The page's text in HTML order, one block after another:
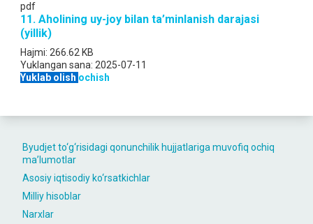
Byudjet to‘g‘risidagi qonunchilik hujjatlariga muvofiq ochiq
maʼlumotlar
Asosiy iqtisodiy ko‘rsatkichlar
Milliy hisoblar
Narxlar
pdf
11. Aholining uy-joy bilan ta’minlanish darajasi
(yillik)
Hajmi: 266.62 KB
Yuklangan sana: 2025-07-11
Yuklab olish ochish